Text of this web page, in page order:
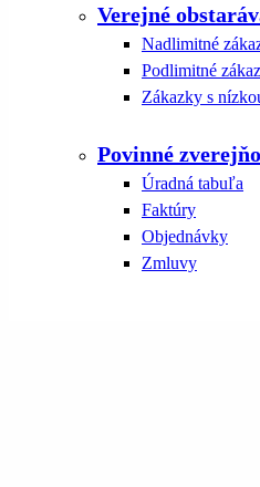
Verejné
Nadlimitné
Podlimitné
Zákazky s
Povinné
Úradná tabuľa
Faktúry
Objednávky
Zmluvy